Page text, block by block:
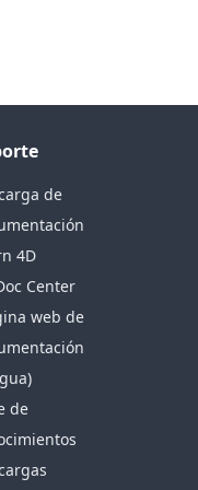
de
4D
Center
web de
de